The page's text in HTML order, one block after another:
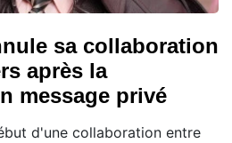
sa collaboration
après la
message privé
d'une collaboration entre